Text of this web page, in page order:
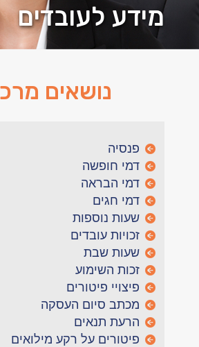
מידע לעובדים
נושאים
פנסיה
דמי חופשה
דמי הבראה
דמי חגים
שעות נוספות
זכויות עובדים
שעות שבת
זכות השימוע
פיצויי פיטורים
מכתב סיום העסקה
הרעת תנאים
פיטורים על רקע מילואים